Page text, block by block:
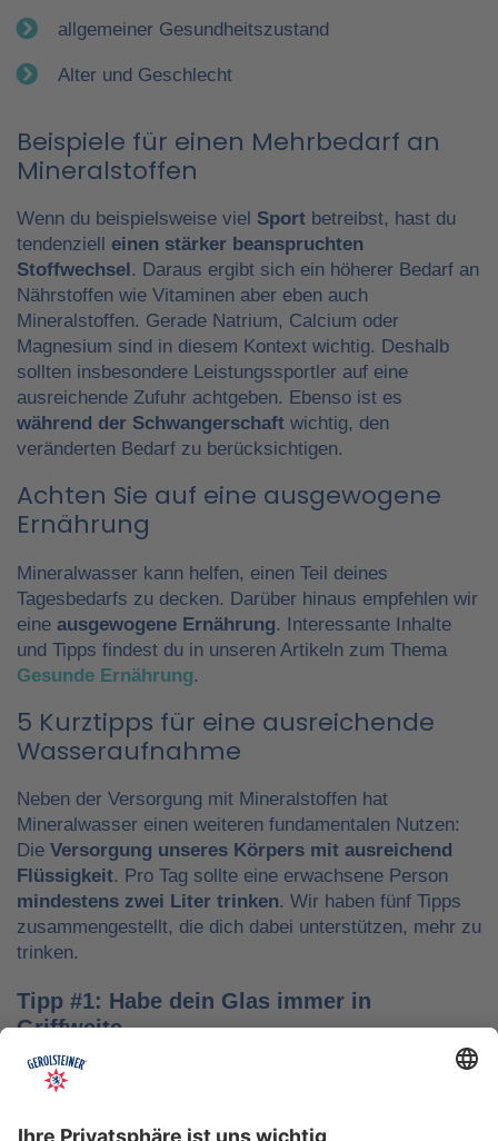
allgemeiner Gesundheitszustand
Alter und Geschlecht
Beispiele für einen Mehrbedarf an
Mineralstoffen
Wenn du beispielsweise viel Sport betreibst, hast du
tendenziell einen stärker beanspruchten
Stoffwechsel. Daraus ergibt sich ein höherer Bedarf an
Nährstoffen wie Vitaminen aber eben auch
Mineralstoffen. Gerade Natrium, Calcium oder
Magnesium sind in diesem Kontext wichtig. Deshalb
sollten insbesondere Leistungssportler auf eine
ausreichende Zufuhr achtgeben. Ebenso ist es
während der Schwangerschaft wichtig, den
veränderten Bedarf zu berücksichtigen.
Achten Sie auf eine ausgewogene
Ernährung
Mineralwasser kann helfen, einen Teil deines
Tagesbedarfs zu decken. Darüber hinaus empfehlen wir
eine ausgewogene Ernährung. Interessante Inhalte
und Tipps findest du in unseren Artikeln zum Thema
Gesunde Ernährung.
5 Kurztipps für eine ausreichende
Wasseraufnahme
Neben der Versorgung mit Mineralstoffen hat
Mineralwasser einen weiteren fundamentalen Nutzen:
Die Versorgung unseres Körpers mit ausreichend
Flüssigkeit. Pro Tag sollte eine erwachsene Person
mindestens zwei Liter trinken. Wir haben fünf Tipps
zusammengestellt, die dich dabei unterstützen, mehr zu
trinken.
Tipp #1: Habe dein Glas immer in
Griffweite
Ob bei der Arbeit oder während der Freizeit: Wasser
nicht vergisst. Denke daran, auch unterwegs immer